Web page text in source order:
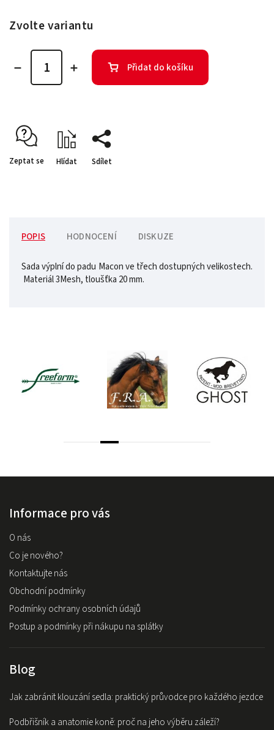
Zvolte variantu
Přidat do košíku
Zeptat se Hlídat Sdílet
POPIS HODNOCENÍ DISKUZE
Sada výplní do padu Macon ve třech dostupných velikostech.
Materiál 3Mesh, tloušťka 20 mm.
Informace pro vás
O nás
Co je nového?
Kontaktujte nás
Obchodní podmínky
Podmínky ochrany osobních údajů
Postup a podmínky při nákupu na splátky
Blog
Jak zabránit klouzání sedla: praktický průvodce pro každého jezdce
Podbřišník a anatomie koně: proč na jeho výběru záleží?